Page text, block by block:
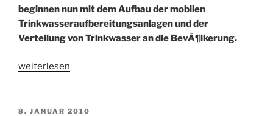
beginnen nun mit dem Aufbau der mobilen
Trinkwasseraufbereitungsanlagen und der
Verteilung von Trinkwasser an die BevÃ¶lkerung.
„THW-
Port-
weiterlesen
VERÖFFENTLICHT
8. JANUAR 2010